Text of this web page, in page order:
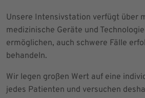
Unsere Intensivstation verfügt über
medizinische Geräte und
ermöglichen, auch schwere Fälle
behandeln.
Wir legen großen Wert auf eine
jedes Patienten und versuchen